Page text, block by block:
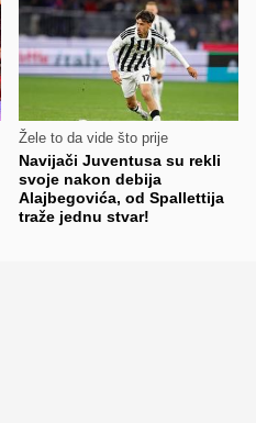
Žele to da vide što prije
Navijači Juventusa su rekli
svoje nakon debija
Alajbegovića, od Spallettija
traže jednu stvar!